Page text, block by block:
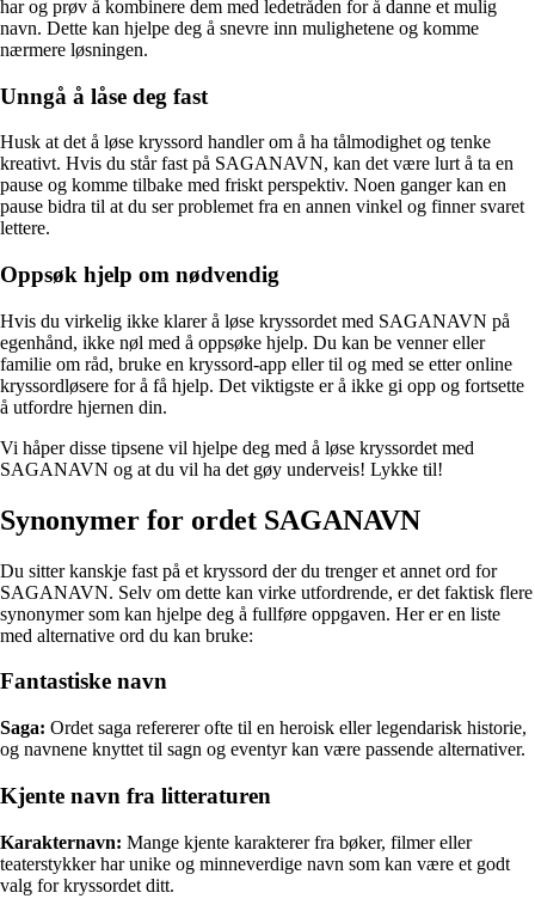
har og prøv å kombinere dem med ledetråden for å danne et mulig
navn. Dette kan hjelpe deg å snevre inn mulighetene og komme
nærmere løsningen.
Unngå å låse deg fast
Husk at det å løse kryssord handler om å ha tålmodighet og tenke
kreativt. Hvis du står fast på SAGANAVN, kan det være lurt å ta en
pause og komme tilbake med friskt perspektiv. Noen ganger kan en
pause bidra til at du ser problemet fra en annen vinkel og finner svaret
lettere.
Oppsøk hjelp om nødvendig
Hvis du virkelig ikke klarer å løse kryssordet med SAGANAVN på
egenhånd, ikke nøl med å oppsøke hjelp. Du kan be venner eller
familie om råd, bruke en kryssord-app eller til og med se etter online
kryssordløsere for å få hjelp. Det viktigste er å ikke gi opp og fortsette
å utfordre hjernen din.
Vi håper disse tipsene vil hjelpe deg med å løse kryssordet med
SAGANAVN og at du vil ha det gøy underveis! Lykke til!
Synonymer for ordet SAGANAVN
Du sitter kanskje fast på et kryssord der du trenger et annet ord for
SAGANAVN. Selv om dette kan virke utfordrende, er det faktisk flere
synonymer som kan hjelpe deg å fullføre oppgaven. Her er en liste
med alternative ord du kan bruke:
Fantastiske navn
Saga: Ordet saga refererer ofte til en heroisk eller legendarisk historie,
og navnene knyttet til sagn og eventyr kan være passende alternativer.
Kjente navn fra litteraturen
Karakternavn: Mange kjente karakterer fra bøker, filmer eller
teaterstykker har unike og minneverdige navn som kan være et godt
valg for kryssordet ditt.